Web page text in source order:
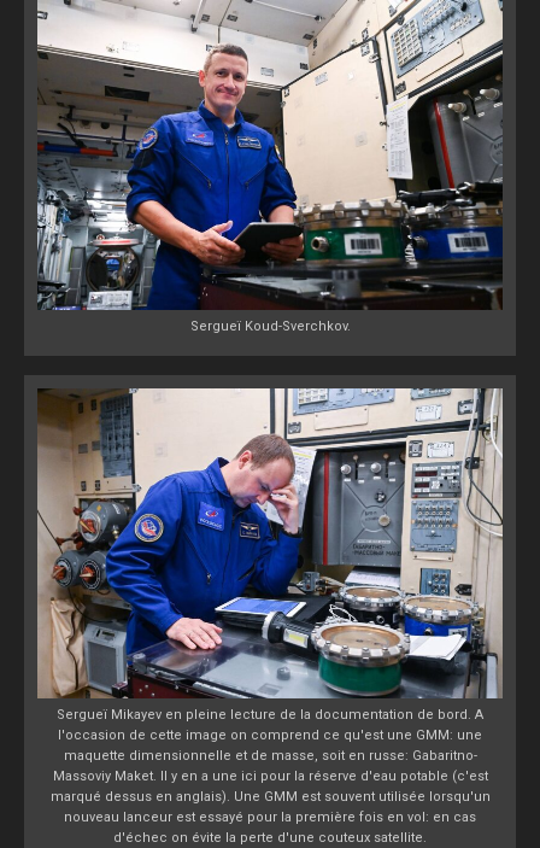
Sergueï Koud-Sverchkov.
Sergueï Mikayev en pleine lecture de la documentation de bord. A
l'occasion de cette image on comprend ce qu'est une GMM: une
maquette dimensionnelle et de masse, soit en russe: Gabaritno-
Massoviy Maket. Il y en a une ici pour la réserve d'eau potable (c'est
marqué dessus en anglais). Une GMM est souvent utilisée lorsqu'un
nouveau lanceur est essayé pour la première fois en vol: en cas
d'échec on évite la perte d'une couteux satellite.